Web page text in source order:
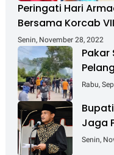
Peringati Hari
Bersama Korcab
Sosial
Senin, November 28, 2022
Pakar
Rabu,
Jaga
GAM
Senin,